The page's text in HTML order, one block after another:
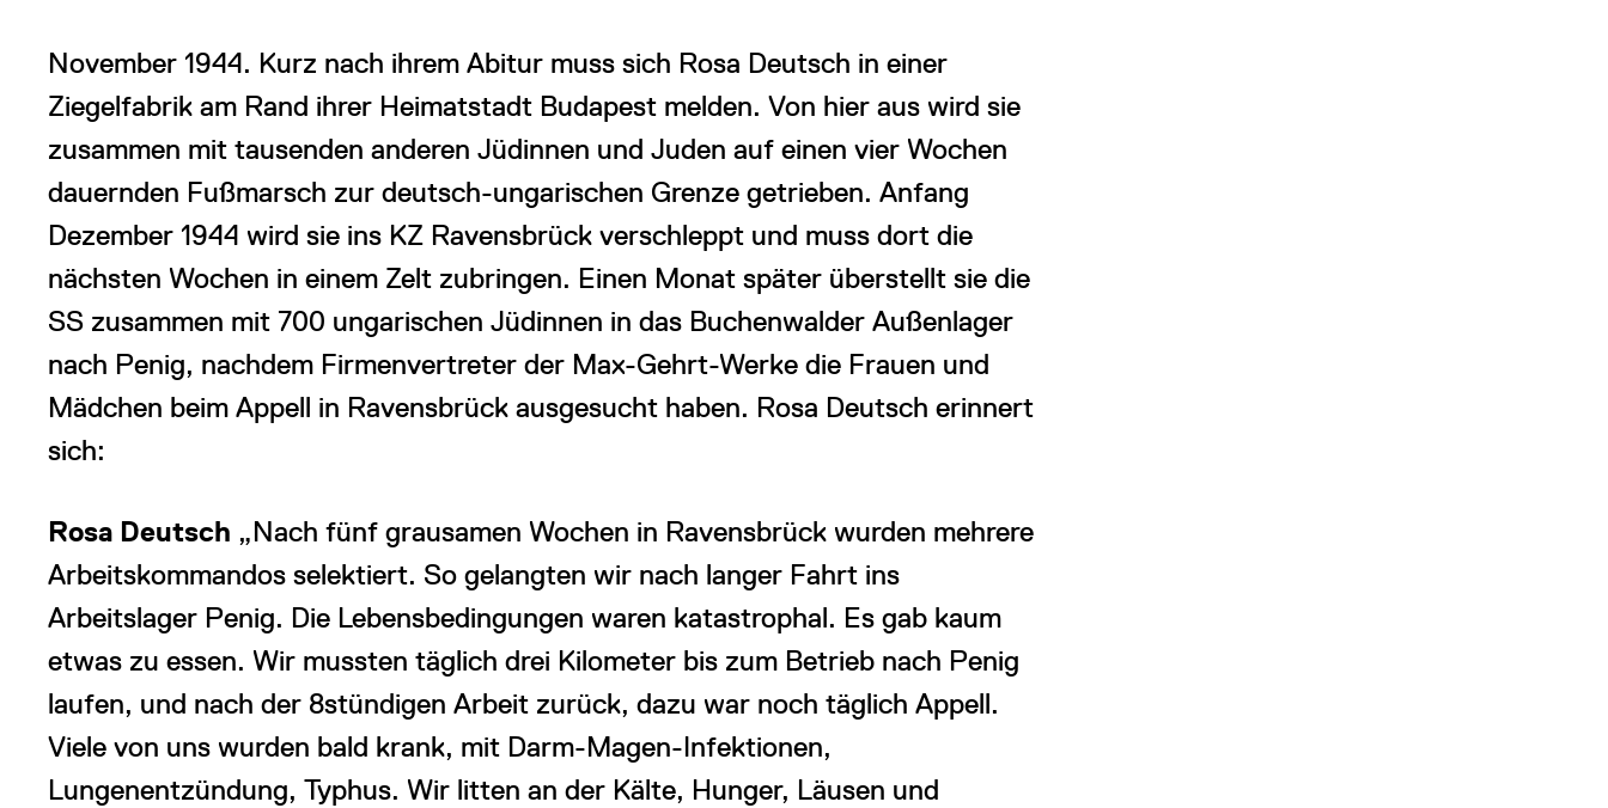
November 1944. Kurz nach ihrem Abitur muss sich Rosa Deutsch in einer
Ziegelfabrik am Rand ihrer Heimatstadt Budapest melden. Von hier aus wird sie
zusammen mit tausenden anderen Jüdinnen und Juden auf einen vier Wochen
dauernden Fußmarsch zur deutsch-ungarischen Grenze getrieben. Anfang
Dezember 1944 wird sie ins KZ Ravensbrück verschleppt und muss dort die
nächsten Wochen in einem Zelt zubringen. Einen Monat später überstellt sie die
SS zusammen mit 700 ungarischen Jüdinnen in das Buchenwalder Außenlager
nach Penig, nachdem Firmenvertreter der Max-Gehrt-Werke die Frauen und
Mädchen beim Appell in Ravensbrück ausgesucht haben. Rosa Deutsch erinnert
sich:
Rosa Deutsch „Nach fünf grausamen Wochen in Ravensbrück wurden mehrere
Arbeitskommandos selektiert. So gelangten wir nach langer Fahrt ins
Arbeitslager Penig. Die Lebensbedingungen waren katastrophal. Es gab kaum
etwas zu essen. Wir mussten täglich drei Kilometer bis zum Betrieb nach Penig
laufen, und nach der 8stündigen Arbeit zurück, dazu war noch täglich Appell.
Viele von uns wurden bald krank, mit Darm-Magen-Infektionen,
Lungenentzündung, Typhus. Wir litten an der Kälte, Hunger, Läusen und